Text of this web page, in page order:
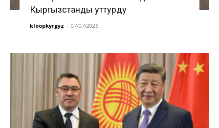
Кыргызстанды уттурду
kloopkyrgyz - 07/07/2026